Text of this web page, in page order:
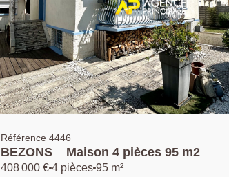
Référence 4446
BEZONS _ Maison 4 pièces 95 m2
408 000 € 4 pièces 95 m²